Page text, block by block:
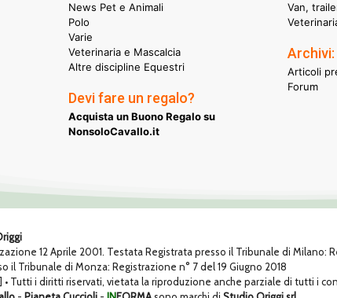
News Pet e Animali
Polo
Varie
Veterinaria e Mascalcia
Altre discipline Equestri
Devi fare un regalo?
Acquista un Buono Regalo su
NonsoloCavallo.it
Van,
Archivi:
Articoli
Forum
12 Aprile 2001. Testata Registrata presso il Tribunale di Milano:
il Tribunale di Monza: Registrazione n° 7 del 19 Giugno 2018
Tutti i diritti riservati, vietata la riproduzione anche parziale di tutti i